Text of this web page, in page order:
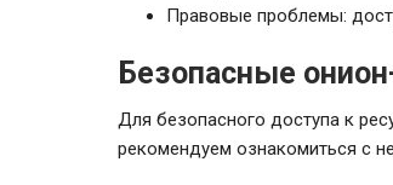
Правовые проблемы:
Безопасные
Для безопасного доступа к
рекомендуем ознакомиться с